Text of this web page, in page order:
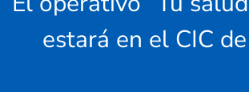
estará en el CIC